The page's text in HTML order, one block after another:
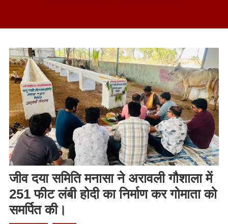
जीव दया समिति मनासा ने अरावली गौशाला में
251 फीट लंबी होदी का निर्माण कर गोमाता को
समर्पित की।